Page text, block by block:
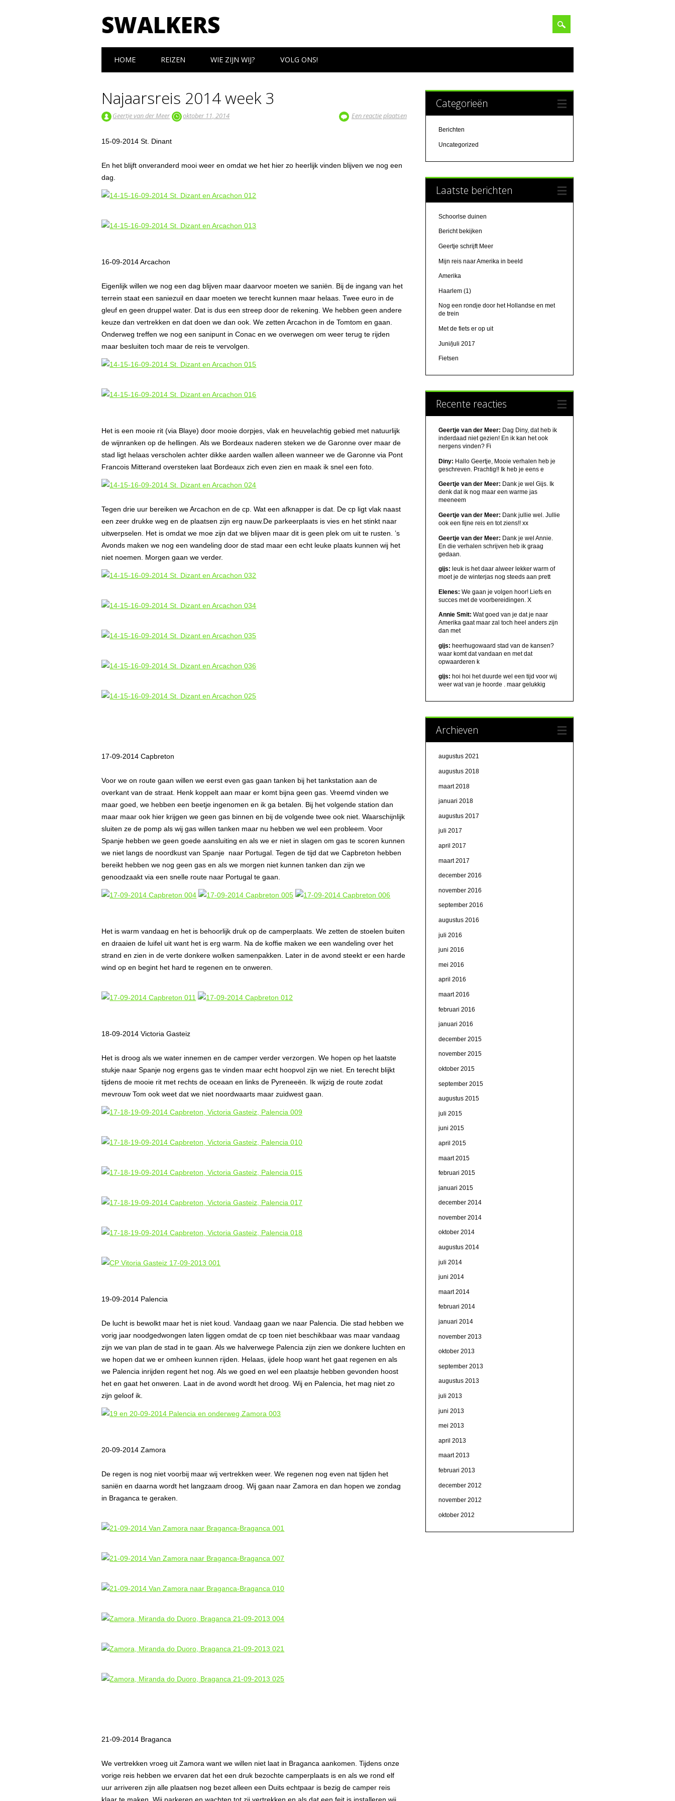
SWALKERS
Hoofdmenu
HOME REIZEN WIE ZIJN WIJ? VOLG ONS!
Najaarsreis 2014 week 3
Geertje van der Meer oktober 11, 2014 Een reactie plaatsen
15-09-2014 St. Dinant
En het blijft onveranderd mooi weer en omdat we het hier zo heerlijk vinden blijven we nog een
dag.
16-09-2014 Arcachon
Eigenlijk willen we nog een dag blijven maar daarvoor moeten we saniën. Bij de ingang van het
terrein staat een saniezuil en daar moeten we terecht kunnen maar helaas. Twee euro in de
gleuf en geen druppel water. Dat is dus een streep door de rekening. We hebben geen andere
keuze dan vertrekken en dat doen we dan ook. We zetten Arcachon in de Tomtom en gaan.
Onderweg treffen we nog een sanipunt in Conac en we overwegen om weer terug te rijden
maar besluiten toch maar de reis te vervolgen.
Het is een mooie rit (via Blaye) door mooie dorpjes, vlak en heuvelachtig gebied met natuurlijk
de wijnranken op de hellingen. Als we Bordeaux naderen steken we de Garonne over maar de
stad ligt helaas verscholen achter dikke aarden wallen alleen wanneer we de Garonne via Pont
Francois Mitterand oversteken laat Bordeaux zich even zien en maak ik snel een foto.
Tegen drie uur bereiken we Arcachon en de cp. Wat een afknapper is dat. De cp ligt vlak naast
een zeer drukke weg en de plaatsen zijn erg nauw.De parkeerplaats is vies en het stinkt naar
uitwerpselen. Het is omdat we moe zijn dat we blijven maar dit is geen plek om uit te rusten. ’s
Avonds maken we nog een wandeling door de stad maar een echt leuke plaats kunnen wij het
niet noemen. Morgen gaan we verder.
17-09-2014 Capbreton
Voor we on route gaan willen we eerst even gas gaan tanken bij het tankstation aan de
overkant van de straat. Henk koppelt aan maar er komt bijna geen gas. Vreemd vinden we
maar goed, we hebben een beetje ingenomen en ik ga betalen. Bij het volgende station dan
maar maar ook hier krijgen we geen gas binnen en bij de volgende twee ook niet. Waarschijnlijk
sluiten ze de pomp als wij gas willen tanken maar nu hebben we wel een probleem. Voor
Spanje hebben we geen goede aansluiting en als we er niet in slagen om gas te scoren kunnen
we niet langs de noordkust van Spanje naar Portugal. Tegen de tijd dat we Capbreton hebben
bereikt hebben we nog geen gas en als we morgen niet kunnen tanken dan zijn we
genoodzaakt via een snelle route naar Portugal te gaan.
Het is warm vandaag en het is behoorlijk druk op de camperplaats. We zetten de stoelen buiten
en draaien de luifel uit want het is erg warm. Na de koffie maken we een wandeling over het
strand en zien in de verte donkere wolken samenpakken. Later in de avond steekt er een harde
wind op en begint het hard te regenen en te onweren.
18-09-2014 Victoria Gasteiz
Het is droog als we water innemen en de camper verder verzorgen. We hopen op het laatste
stukje naar Spanje nog ergens gas te vinden maar echt hoopvol zijn we niet. En terecht blijkt
tijdens de mooie rit met rechts de oceaan en links de Pyreneeën. Ik wijzig de route zodat
mevrouw Tom ook weet dat we niet noordwaarts maar zuidwest gaan.
19-09-2014 Palencia
De lucht is bewolkt maar het is niet koud. Vandaag gaan we naar Palencia. Die stad hebben we
vorig jaar noodgedwongen laten liggen omdat de cp toen niet beschikbaar was maar vandaag
zijn we van plan de stad in te gaan. Als we halverwege Palencia zijn zien we donkere luchten en
we hopen dat we er omheen kunnen rijden. Helaas, ijdele hoop want het gaat regenen en als
we Palencia inrijden regent het nog. Als we goed en wel een plaatsje hebben gevonden hoost
het en gaat het onweren. Laat in de avond wordt het droog. Wij en Palencia, het mag niet zo
zijn geloof ik.
20-09-2014 Zamora
De regen is nog niet voorbij maar wij vertrekken weer. We regenen nog even nat tijden het
saniën en daarna wordt het langzaam droog. Wij gaan naar Zamora en dan hopen we zondag
in Braganca te geraken.
21-09-2014 Braganca
We vertrekken vroeg uit Zamora want we willen niet laat in Braganca aankomen. Tijdens onze
vorige reis hebben we ervaren dat het een druk bezochte camperplaats is en als we rond elf
uur arriveren zijn alle plaatsen nog bezet alleen een Duits echtpaar is bezig de camper reis
Categorieën
Berichten
Uncategorized
Laatste berichten
Schoorlse duinen
Bericht bekijken
Geertje schrijft Meer
Mijn reis naar Amerika in beeld
Amerika
Haarlem (1)
Nog een rondje door het Hollandse en met
de trein
Met de fiets er op uit
Juni/juli 2017
Fietsen
Recente reacties
Geertje van der Meer: Dag Diny, dat heb ik
inderdaad niet gezien! En ik kan het ook
nergens vinden? Fi
Diny: Hallo Geertje, Mooie verhalen heb je
geschreven. Prachtig!! Ik heb je eens e
Geertje van der Meer: Dank je wel Gijs. Ik
denk dat ik nog maar een warme jas
meeneem
Geertje van der Meer: Dank jullie wel. Jullie
ook een fijne reis en tot ziens!! xx
Geertje van der Meer: Dank je wel Annie.
En die verhalen schrijven heb ik graag
gedaan.
gijs: leuk is het daar alweer lekker warm of
moet je de winterjas nog steeds aan prett
Elenes: We gaan je volgen hoor! Liefs en
succes met de voorbereidingen. X
Annie Smit: Wat goed van je dat je naar
Amerika gaat maar zal toch heel anders zijn
dan met
gijs: heerhugowaard stad van de kansen?
waar komt dat vandaan en met dat
opwaarderen k
gijs: hoi hoi het duurde wel een tijd voor wij
weer wat van je hoorde . maar gelukkig
Archieven
augustus 2021
augustus 2018
maart 2018
januari 2018
augustus 2017
juli 2017
april 2017
maart 2017
december 2016
november 2016
september 2016
augustus 2016
juli 2016
juni 2016
mei 2016
april 2016
maart 2016
februari 2016
januari 2016
december 2015
november 2015
oktober 2015
september 2015
augustus 2015
juli 2015
juni 2015
april 2015
maart 2015
februari 2015
januari 2015
december 2014
november 2014
oktober 2014
augustus 2014
juli 2014
juni 2014
maart 2014
februari 2014
januari 2014
november 2013
oktober 2013
september 2013
augustus 2013
juli 2013
juni 2013
mei 2013
april 2013
maart 2013
februari 2013
december 2012
november 2012
oktober 2012